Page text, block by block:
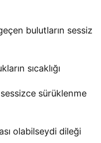
bulutların sessiz
sıcaklığı
sürüklenme
olabilseydi dileği